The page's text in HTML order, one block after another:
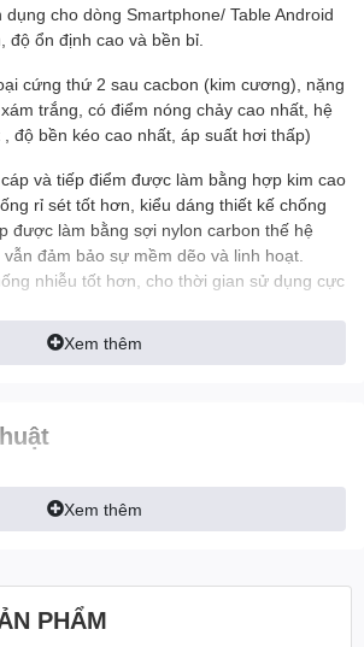
cho dòng Smartphone/ Table Android
độ ổn định cao và bền bỉ.
cứng thứ 2 sau cacbon (kim cương), nặng
trắng, có điểm nóng chảy cao nhất, hệ
độ bền kéo cao nhất, áp suất hơi thấp)
và tiếp điểm được làm bằng hợp kim cao
rỉ sét tốt hơn, kiểu dáng thiết kế chống
được làm bằng sợi nylon carbon thế hệ
đảm bảo sự mềm dẽo và linh hoạt.
nhiễu tốt hơn, cho thời gian sử dụng cực
hình dòng điện và điện áp khác nhau
đoạn sạc và dung lương pin của thiết bị,
gây quá nhiệt, chay pin, phù pin.
được trang bị lên đến 6 lõi đồng giúp ổn
cũng như khi truyền data. Bên ngoài được
Xem thêm
Xem thêm
PHẨM